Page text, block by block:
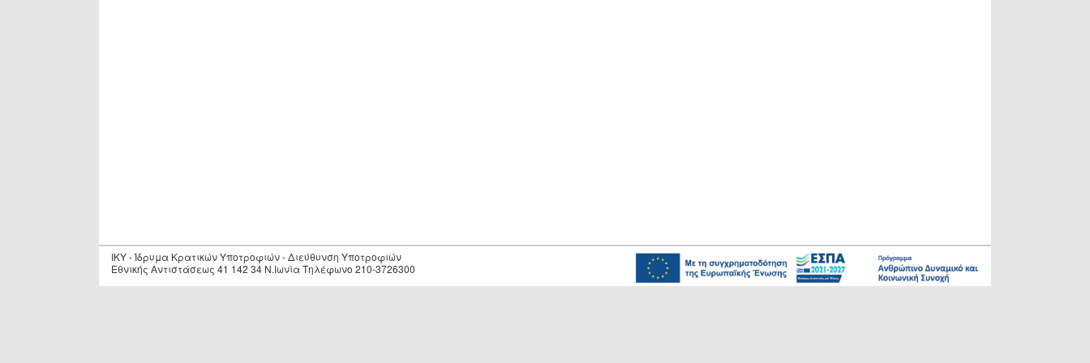
IKY - Ίδρυμα Κρατικών Υποτροφιών - Διεύθυνση Υποτροφιών
Εθνικής Αντιστάσεως 41 142 34 Ν.Ιωνία Τηλέφωνο 210-3726300